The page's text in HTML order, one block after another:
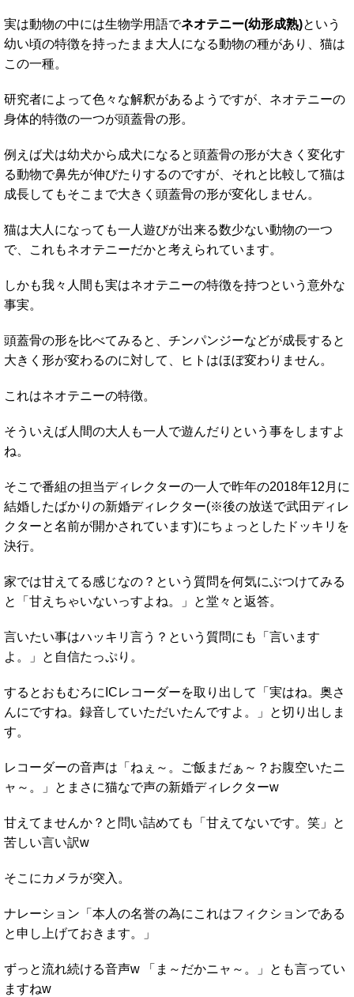
実は動物の中には生物学用語でネオテニー(幼形成熟)という
幼い頃の特徴を持ったまま大人になる動物の種があり、猫は
この一種。
研究者によって色々な解釈があるようですが、ネオテニーの
身体的特徴の一つが頭蓋骨の形。
例えば犬は幼犬から成犬になると頭蓋骨の形が大きく変化す
る動物で鼻先が伸びたりするのですが、それと比較して猫は
成長してもそこまで大きく頭蓋骨の形が変化しません。
猫は大人になっても一人遊びが出来る数少ない動物の一つ
で、これもネオテニーだかと考えられています。
しかも我々人間も実はネオテニーの特徴を持つという意外な
事実。
頭蓋骨の形を比べてみると、チンパンジーなどが成長すると
大きく形が変わるのに対して、ヒトはほぼ変わりません。
これはネオテニーの特徴。
そういえば人間の大人も一人で遊んだりという事をしますよ
ね。
そこで番組の担当ディレクターの一人で昨年の2018年12月に
結婚したばかりの新婚ディレクター(※後の放送で武田ディレ
クターと名前が開かされています)にちょっとしたドッキリを
決行。
家では甘えてる感じなの？という質問を何気にぶつけてみる
と「甘えちゃいないっすよね。」と堂々と返答。
言いたい事はハッキリ言う？という質問にも「言います
よ。」と自信たっぷり。
するとおもむろにICレコーダーを取り出して「実はね。奥さ
んにですね。録音していただいたんですよ。」と切り出しま
す。
レコーダーの音声は「ねぇ～。ご飯まだぁ～？お腹空いたニ
ャ～。」とまさに猫なで声の新婚ディレクターw
甘えてませんか？と問い詰めても「甘えてないです。笑」と
苦しい言い訳w
そこにカメラが突入。
ナレーション「本人の名誉の為にこれはフィクションである
と申し上げておきます。」
ずっと流れ続ける音声w 「ま～だかニャ～。」とも言ってい
ますねw